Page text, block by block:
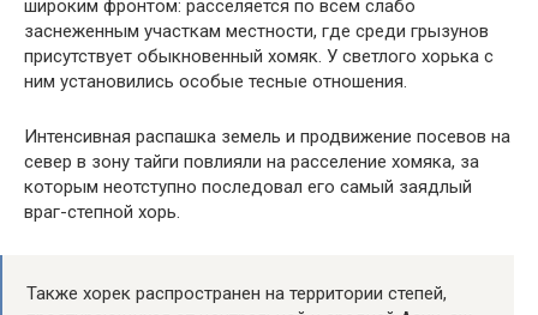
широким фронтом: расселяется по всем слабо
заснеженным участкам местности, где среди грызунов
присутствует обыкновенный хомяк. У светлого хорька с
ним установились особые тесные отношения.
Интенсивная распашка земель и продвижение посевов на
север в зону тайги повлияли на расселение хомяка, за
которым неотступно последовал его самый заядлый
враг-степной хорь.
Также хорек распространен на территории степей,